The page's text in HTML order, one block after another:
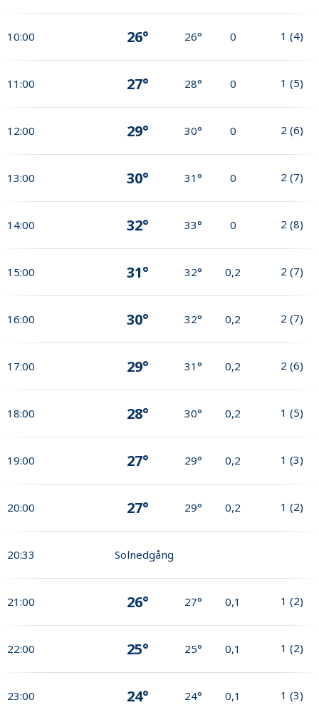
10:00 26° 26° 0 1 (4)
11:00 27° 28° 0 1 (5)
12:00 29° 30° 0 2 (6)
13:00 30° 31° 0 2 (7)
14:00 32° 33° 0 2 (8)
15:00 31° 32° 0,2 2 (7)
16:00 30° 32° 0,2 2 (7)
17:00 29° 31° 0,2 2 (6)
18:00 28° 30° 0,2 1 (5)
19:00 27° 29° 0,2 1 (3)
20:00 27° 29° 0,2 1 (2)
20:33 Solnedgång
21:00 26° 27° 0,1 1 (2)
22:00 25° 25° 0,1 1 (2)
23:00 24° 24° 0,1 1 (3)